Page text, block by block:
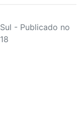
- Publicado no